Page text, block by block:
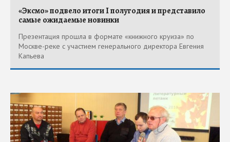
«Эксмо» подвело итоги I полугодия и представило
самые ожидаемые новинки
Презентация прошла в формате «книжного круиза» по
Москве-реке с участием генерального директора Евгения
Капьева